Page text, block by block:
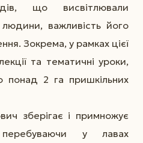
що висвітлювали
важливість його
Зокрема, у рамках цієї
та тематичні уроки,
понад 2 га пришкільних
зберігає і примножує
перебуваючи у лавах